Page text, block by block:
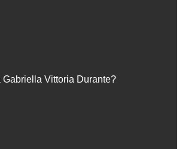
Gabriella Vittoria Durante?